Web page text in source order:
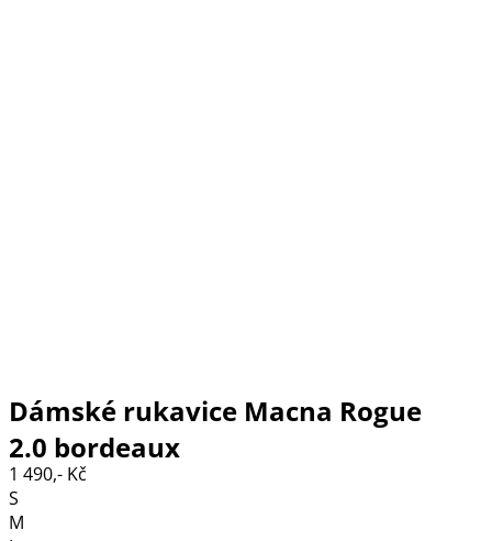
Dámské rukavice Macna Rogue
2.0 bordeaux
1 490,- Kč
S
M